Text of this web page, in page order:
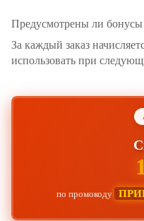
Предусмотрены ли бонусы
За каждый заказ
использовать при
по промокоду